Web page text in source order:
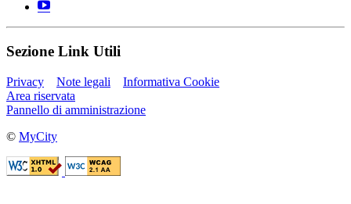
Sezione Link Utili
Privacy Note legali
Informativa Cookie
Area riservata
Pannello di amministrazione
© MyCity